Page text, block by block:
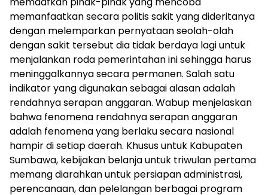
memanfaatkan secara politis sakit yang dideritanya
dengan melemparkan pernyataan seolah-olah
dengan sakit tersebut dia tidak berdaya lagi untuk
menjalankan roda pemerintahan ini sehingga harus
meninggalkannya secara permanen. Salah satu
indikator yang digunakan sebagai alasan adalah
rendahnya serapan anggaran. Wabup menjelaskan
bahwa fenomena rendahnya serapan anggaran
adalah fenomena yang berlaku secara nasional
hampir di setiap daerah. Khusus untuk Kabupaten
Sumbawa, kebijakan belanja untuk triwulan pertama
memang diarahkan untuk persiapan administrasi,
perencanaan, dan pelelangan berbagai program